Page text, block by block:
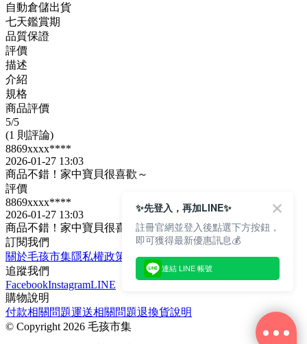
自動倉儲出貨
七天鑑賞期
品質保證
評價
描述
介紹
規格
商品評價
5/5
(1 則評論)
8869xxxx****
2026-01-27 13:03
商品不錯！家中寶貝很喜歡～
評價
8869xxxx****
2026-01-27 13:03
商品不錯！家中寶貝很喜歡～
訂閱我們
關於毛孩市集隱私權政策
文章
追蹤我們
FacebookInstagramLINE
購物說明
付款相關問題運送相關問題退換貨說明
© Copyright 2026 毛孩市集
✨先登入，再加LINE✨
註冊官網並登入後點選下方按鈕，
即可獲得最新優惠訊息💰
連結 LINE 帳號